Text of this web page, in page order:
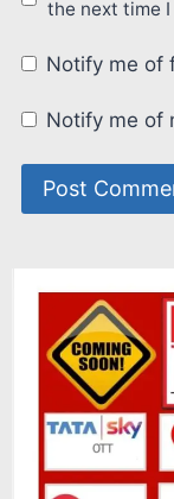
the next time
Notify me of
Notify me of